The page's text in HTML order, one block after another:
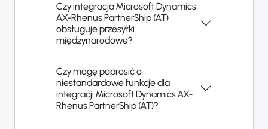
Czy integracja Microsoft Dynamics
AX-Rhenus PartnerShip (AT)
obsługuje przesyłki
międzynarodowe?
Czy mogę poprosić o
niestandardowe funkcje dla
integracji Microsoft Dynamics AX-
Rhenus PartnerShip (AT)?